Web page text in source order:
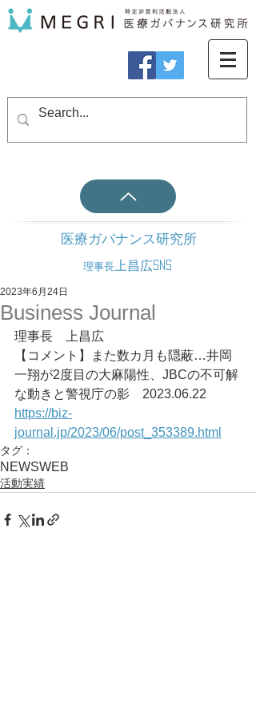
医療ガバナンス研究所
理事長 上昌広SNS
Business Journal
2023年6月24日
理事長　上昌広
【コメント】また数カ月も隠蔽…井岡
一翔が2度目の大麻陽性、JBCの不可解
な動きと警視庁の影	2023.06.22
https://biz-
journal.jp/2023/06/post_353389.html
タグ：
NEWSWEB
活動実績